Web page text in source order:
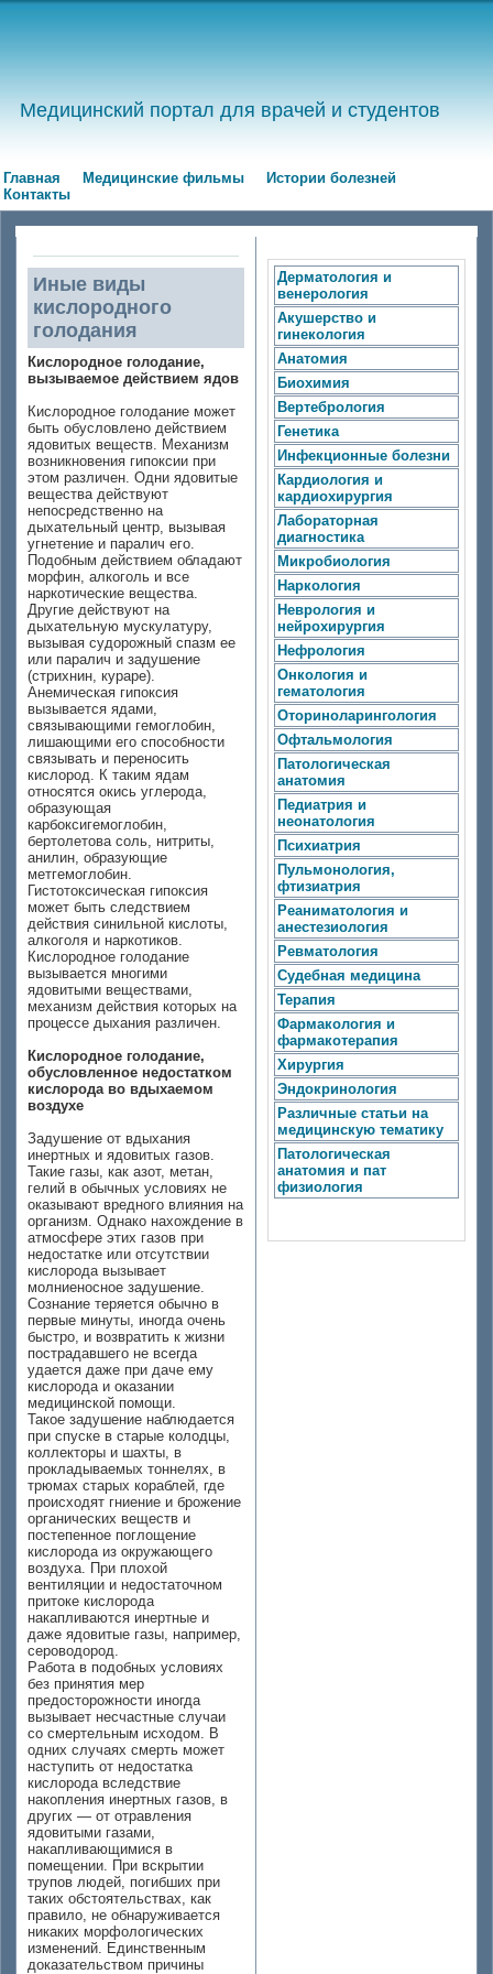
Медицинский портал для врачей и студентов
Главная Медицинские фильмы
Истории болезней
Контакты
Иные виды
кислородного
голодания
Кислородное голодание,
вызываемое действием ядов
Кислородное голодание может
быть обусловлено действием
ядовитых веществ. Механизм
возникновения гипоксии при
этом различен. Одни ядовитые
вещества действуют
непосредственно на
дыхательный центр, вызывая
угнетение и паралич его.
Подобным действием обладают
морфин, алкоголь и все
наркотические вещества.
Другие действуют на
дыхательную мускулатуру,
вызывая судорожный спазм ее
или паралич и задушение
(стрихнин, кураре).
Анемическая гипоксия
вызывается ядами,
связывающими гемоглобин,
лишающими его способности
связывать и переносить
кислород. К таким ядам
относятся окись углерода,
образующая
карбоксигемоглобин,
бертолетова соль, нитриты,
анилин, образующие
метгемоглобин.
Гистотоксическая гипоксия
может быть следствием
действия синильной кислоты,
алкоголя и наркотиков.
Кислородное голодание
вызывается многими
ядовитыми веществами,
механизм действия которых на
процессе дыхания различен.
Кислородное голодание,
обусловленное недостатком
кислорода во вдыхаемом
воздухе
Задушение от вдыхания
инертных и ядовитых газов.
Такие газы, как азот, метан,
гелий в обычных условиях не
оказывают вредного влияния на
организм. Однако нахождение в
атмосфере этих газов при
недостатке или отсутствии
кислорода вызывает
молниеносное задушение.
Сознание теряется обычно в
первые минуты, иногда очень
быстро, и возвратить к жизни
пострадавшего не всегда
удается даже при даче ему
кислорода и оказании
медицинской помощи.
Такое задушение наблюдается
при спуске в старые колодцы,
коллекторы и шахты, в
прокладываемых тоннелях, в
трюмах старых кораблей, где
происходят гниение и брожение
органических веществ и
постепенное поглощение
кислорода из окружающего
воздуха. При плохой
вентиляции и недостаточном
притоке кислорода
накапливаются инертные и
даже ядовитые газы, например,
сероводород.
Работа в подобных условиях
без принятия мер
предосторожности иногда
вызывает несчастные случаи
со смертельным исходом. В
одних случаях смерть может
наступить от недостатка
кислорода вследствие
накопления инертных газов, в
других — от отравления
ядовитыми газами,
накапливающимися в
помещении. При вскрытии
трупов людей, погибших при
таких обстоятельствах, как
правило, не обнаруживается
никаких морфологических
изменений. Единственным
доказательством причины
Дерматология и
венерология
Акушерство и
гинекология
Анатомия
Биохимия
Вертебрология
Генетика
Инфекционные болезни
Кардиология и
кардиохирургия
Лабораторная
диагностика
Микробиология
Наркология
Неврология и
нейрохирургия
Нефрология
Онкология и
гематология
Оториноларингология
Офтальмология
Патологическая
анатомия
Педиатрия и
неонатология
Психиатрия
Пульмонология,
фтизиатрия
Реаниматология и
анестезиология
Ревматология
Судебная медицина
Терапия
Фармакология и
фармакотерапия
Хирургия
Эндокринология
Различные статьи на
медицинскую тематику
Патологическая
анатомия и пат
физиология